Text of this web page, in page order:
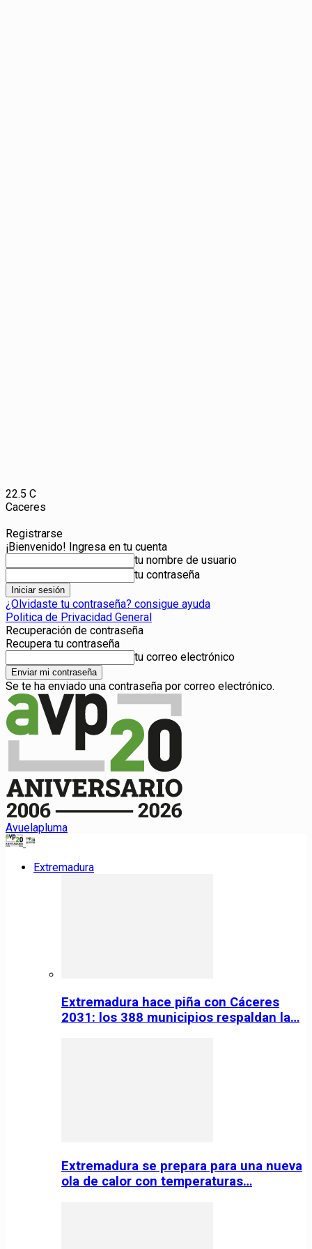
22.5 C
Caceres
Registrarse
¡Bienvenido! Ingresa en tu cuenta
tu nombre de usuario
tu contraseña
¿Olvidaste tu contraseña? consigue ayuda
Politica de Privacidad General
Recuperación de contraseña
Recupera tu contraseña
tu correo electrónico
Se te ha enviado una contraseña por correo electrónico.
Avuelapluma
Extremadura
Extremadura hace piña con Cáceres
2031: los 388 municipios respaldan la…
Extremadura se prepara para una nueva
ola de calor con temperaturas…